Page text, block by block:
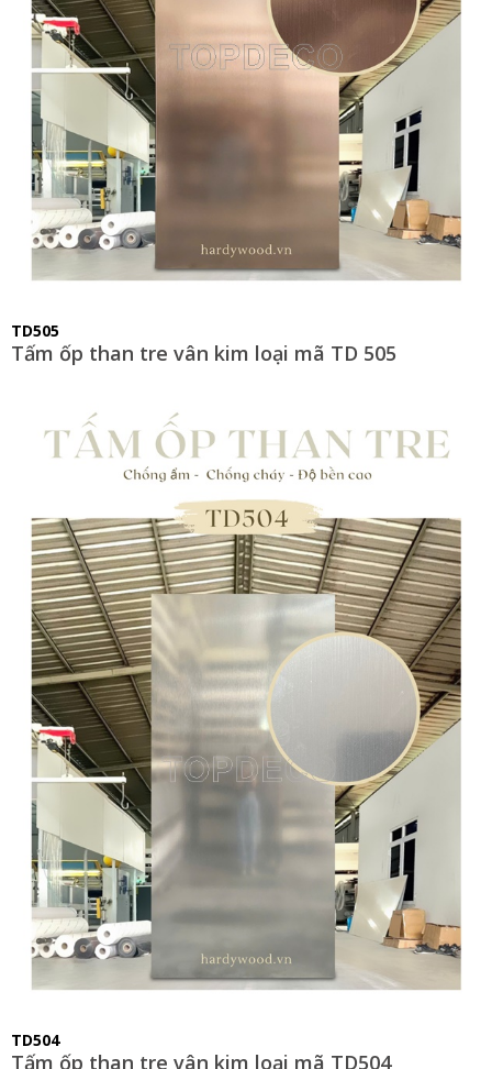
TD505
Tấm ốp than tre vân kim loại mã TD 505
TD504
Tấm ốp than tre vân kim loại mã TD504